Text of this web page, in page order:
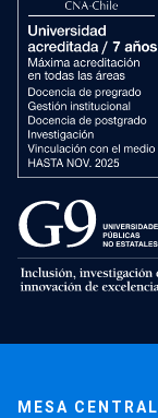
MESA CENTRAL